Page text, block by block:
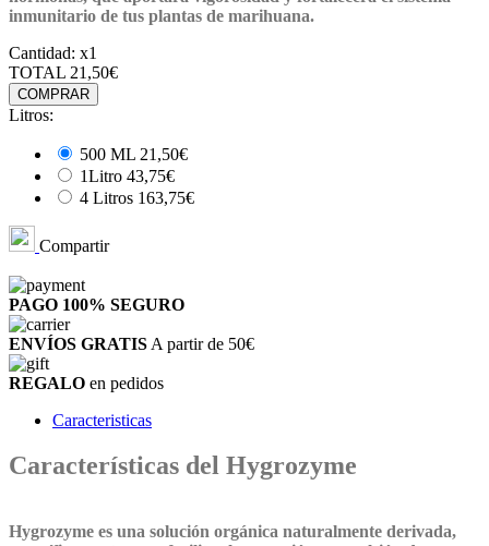
inmunitario de tus plantas de marihuana.
Cantidad: x1
TOTAL 21,50€
COMPRAR
Litros:
500 ML 21,50€
1Litro 43,75€
4 Litros 163,75€
Compartir
PAGO 100% SEGURO
ENVÍOS GRATIS A partir de 50€
REGALO en pedidos
Caracteristicas
Características del Hygrozyme
Hygrozyme es una solución orgánica naturalmente derivada,